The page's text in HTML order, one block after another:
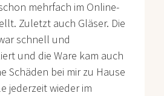
mehrfach im Online-
Zuletzt auch Gläser. Die
schnell und
und die Ware kam auch
Schäden bei mir zu Hause
jederzeit wieder im